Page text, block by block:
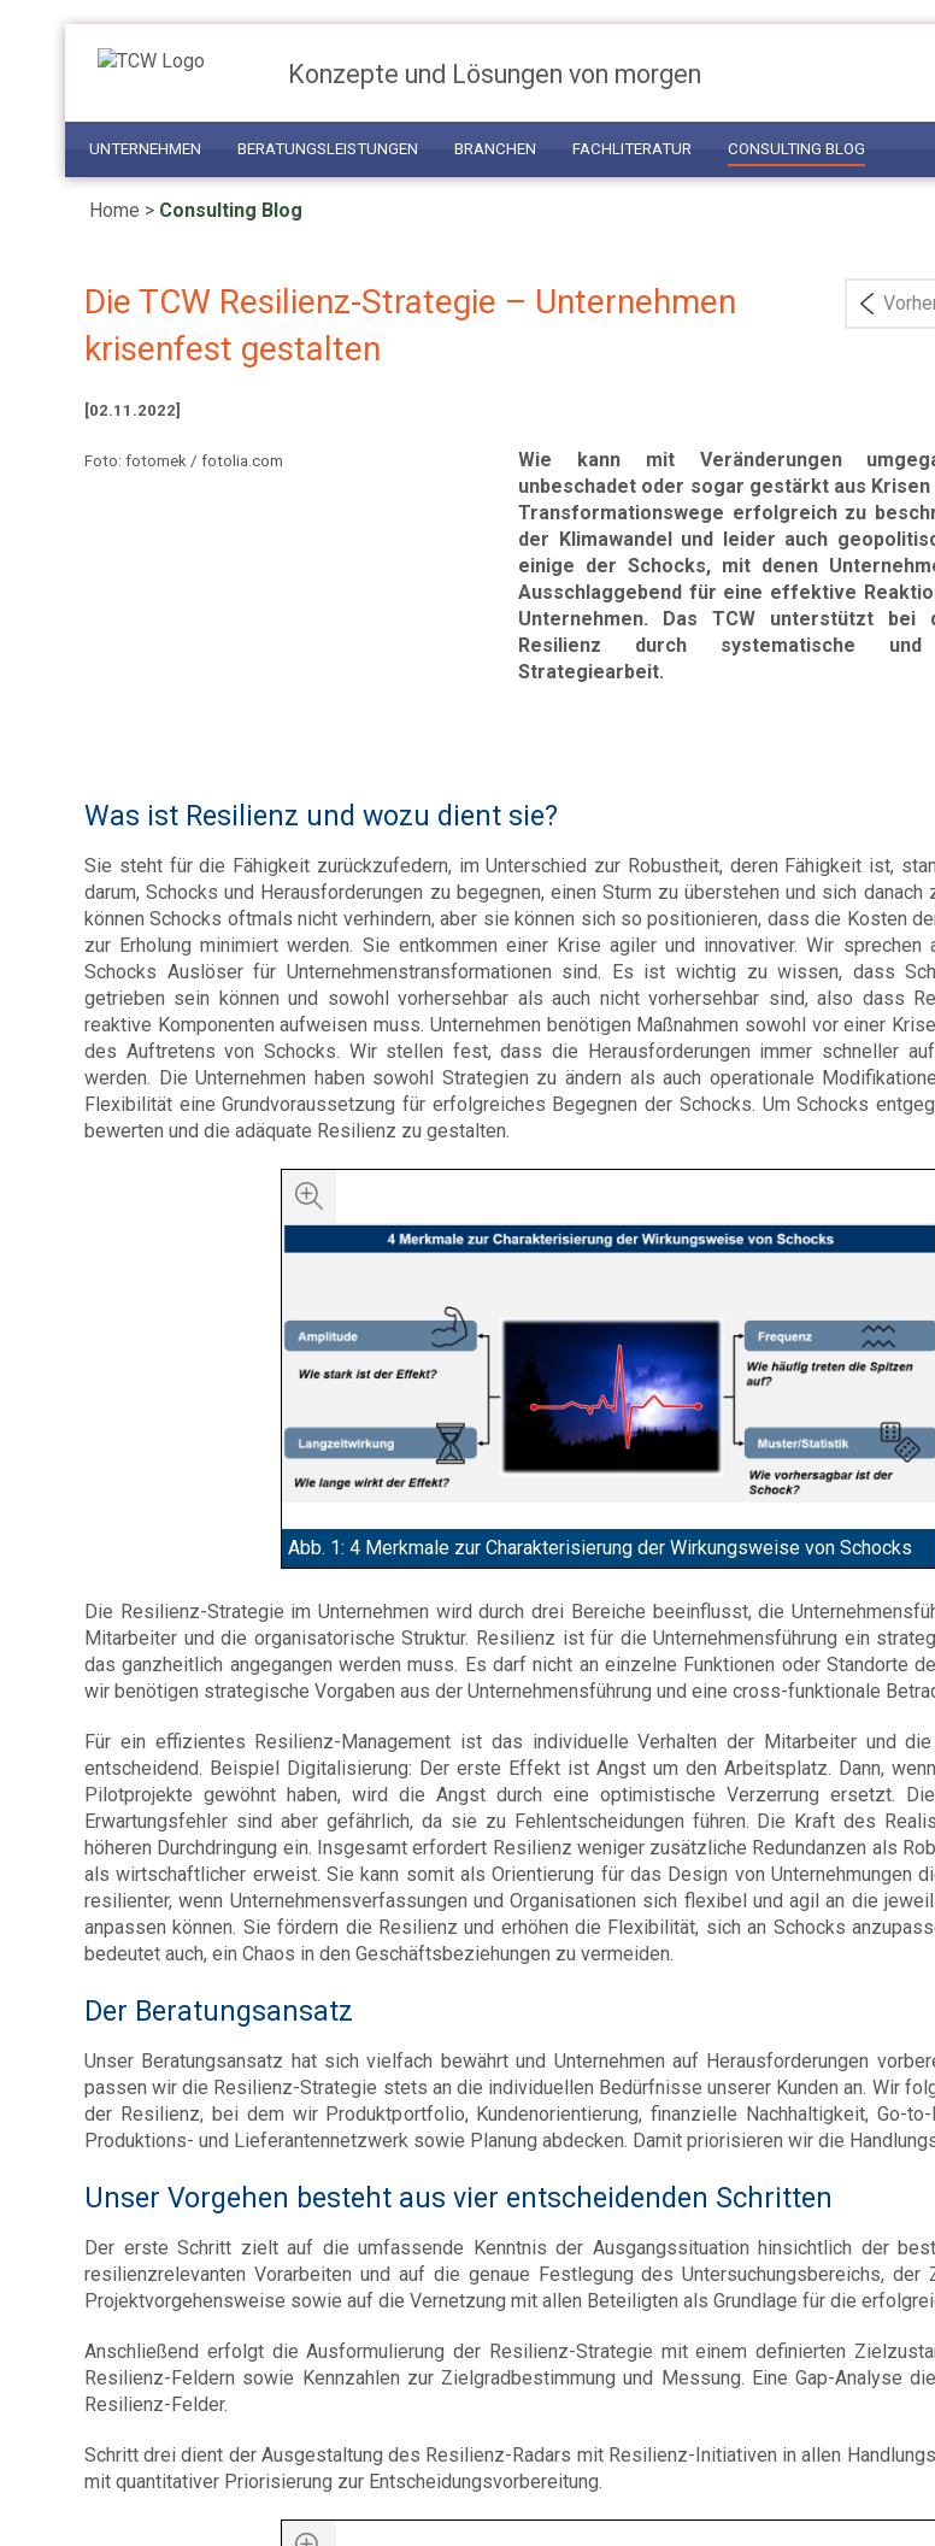
UNTERNEHMEN BERATUNGSLEISTUNGEN BRANCHEN FACHLITERATUR CONSULTING BLOG
Konzepte und Lösungen von morgen
Home > Consulting Blog
Die TCW Resilienz-Strategie – Unternehmen
krisenfest gestalten
[02.11.2022]
Foto: fotomek / fotolia.com
Wie kann mit Veränderungen
unbeschadet oder sogar gestärkt aus
Transformationswege erfolgreich zu
der Klimawandel und leider auch
einige der Schocks, mit denen
Ausschlaggebend für eine effektive
Unternehmen. Das TCW unterstützt bei
Resilienz durch systematische und
Strategiearbeit.
Was ist Resilienz und wozu dient sie?
Sie steht für die Fähigkeit zurückzufedern, im Unterschied zur Robustheit, deren Fähigkeit ist,
darum, Schocks und Herausforderungen zu begegnen, einen Sturm zu überstehen und sich danach
können Schocks oftmals nicht verhindern, aber sie können sich so positionieren, dass die Kosten
zur Erholung minimiert werden. Sie entkommen einer Krise agiler und innovativer. Wir sprechen
Schocks Auslöser für Unternehmenstransformationen sind. Es ist wichtig zu wissen, dass
getrieben sein können und sowohl vorhersehbar als auch nicht vorhersehbar sind, also dass
reaktive Komponenten aufweisen muss. Unternehmen benötigen Maßnahmen sowohl vor einer
des Auftretens von Schocks. Wir stellen fest, dass die Herausforderungen immer schneller
werden. Die Unternehmen haben sowohl Strategien zu ändern als auch operationale
Flexibilität eine Grundvoraussetzung für erfolgreiches Begegnen der Schocks. Um Schocks
bewerten und die adäquate Resilienz zu gestalten.
Abb. 1: 4 Merkmale zur Charakterisierung der Wirkungsweise von Schocks
Die Resilienz-Strategie im Unternehmen wird durch drei Bereiche beeinflusst, die
Mitarbeiter und die organisatorische Struktur. Resilienz ist für die Unternehmensführung ein
das ganzheitlich angegangen werden muss. Es darf nicht an einzelne Funktionen oder Standorte
wir benötigen strategische Vorgaben aus der Unternehmensführung und eine cross-funktionale
Für ein effizientes Resilienz-Management ist das individuelle Verhalten der Mitarbeiter und die
entscheidend. Beispiel Digitalisierung: Der erste Effekt ist Angst um den Arbeitsplatz. Dann,
Pilotprojekte gewöhnt haben, wird die Angst durch eine optimistische Verzerrung ersetzt.
Erwartungsfehler sind aber gefährlich, da sie zu Fehlentscheidungen führen. Die Kraft des
höheren Durchdringung ein. Insgesamt erfordert Resilienz weniger zusätzliche Redundanzen als
als wirtschaftlicher erweist. Sie kann somit als Orientierung für das Design von Unternehmungen
resilienter, wenn Unternehmensverfassungen und Organisationen sich flexibel und agil an die
anpassen können. Sie fördern die Resilienz und erhöhen die Flexibilität, sich an Schocks
bedeutet auch, ein Chaos in den Geschäftsbeziehungen zu vermeiden.
Der Beratungsansatz
Unser Beratungsansatz hat sich vielfach bewährt und Unternehmen auf Herausforderungen
passen wir die Resilienz-Strategie stets an die individuellen Bedürfnisse unserer Kunden an. Wir
der Resilienz, bei dem wir Produktportfolio, Kundenorientierung, finanzielle Nachhaltigkeit, Go-
Produktions- und Lieferantennetzwerk sowie Planung abdecken. Damit priorisieren wir die
Unser Vorgehen besteht aus vier entscheidenden Schritten
Der erste Schritt zielt auf die umfassende Kenntnis der Ausgangssituation hinsichtlich der
resilienzrelevanten Vorarbeiten und auf die genaue Festlegung des Untersuchungsbereichs, der
Projektvorgehensweise sowie auf die Vernetzung mit allen Beteiligten als Grundlage für die
Anschließend erfolgt die Ausformulierung der Resilienz-Strategie mit einem definierten
Resilienz-Feldern sowie Kennzahlen zur Zielgradbestimmung und Messung. Eine Gap-Analyse
Resilienz-Felder.
Schritt drei dient der Ausgestaltung des Resilienz-Radars mit Resilienz-Initiativen in allen
mit quantitativer Priorisierung zur Entscheidungsvorbereitung.